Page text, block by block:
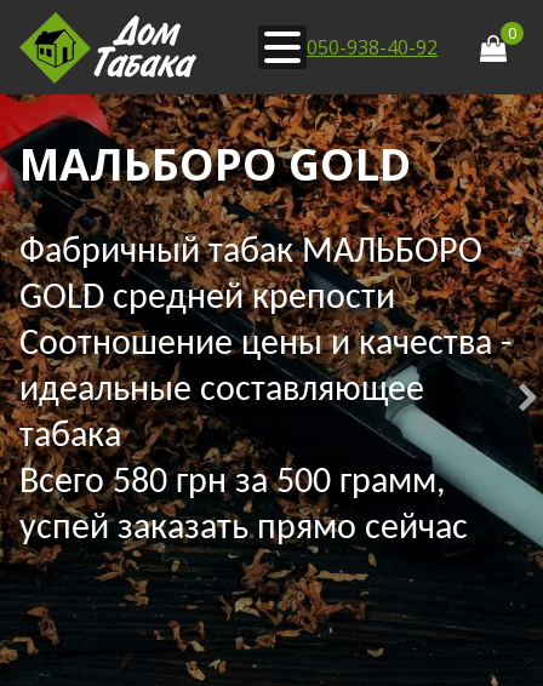
050-938-40-92
0
МАЛЬБОРО GOLD
Фабричный табак МАЛЬБОРО
GOLD средней крепости
Соотношение цены и качества -
идеальные составляющее
табака
Всего 580 грн за 500 грамм,
успей заказать прямо сейчас